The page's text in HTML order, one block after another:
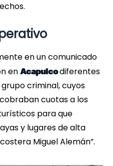
en un comunicado
en Acapulcodiferentes
criminal, cuyos
cuotas a los
para que
y lugares de alta
Miguel Alemán”.